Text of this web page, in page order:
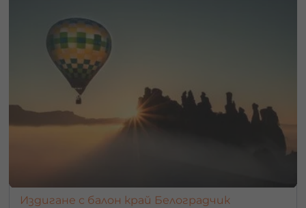
Издигане с балон край Белоградчик